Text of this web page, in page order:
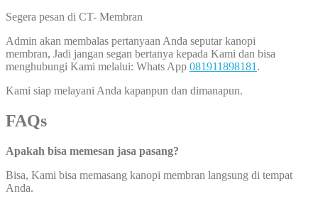
Segera pesan di CT- Membran
Admin akan membalas pertanyaan Anda seputar kanopi
membran, Jadi jangan segan bertanya kepada Kami dan bisa
menghubungi Kami melalui: Whats App 081911898181.
Kami siap melayani Anda kapanpun dan dimanapun.
FAQs
Apakah bisa memesan jasa pasang?
Bisa, Kami bisa memasang kanopi membran langsung di tempat
Anda.